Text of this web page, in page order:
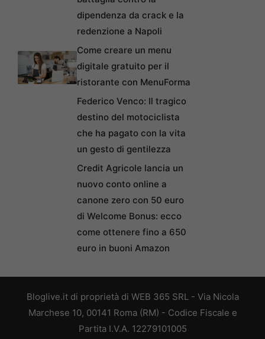
dipendenza da crack e la
redenzione a Napoli
Come creare un menu
digitale gratuito per il
ristorante con MenuForma
Federico Venco: Il tragico
destino del motociclista
che ha pagato con la vita
un gesto di gentilezza
Credit Agricole lancia un
nuovo conto online a
canone zero con 50 euro
di Welcome Bonus: ecco
come ottenere fino a 650
euro in buoni Amazon
Bloglive.it di proprietà di WEB 365 SRL - Via Nicola
Marchese 10, 00141 Roma (RM) - Codice Fiscale e
Partita I.V.A. 12279101005